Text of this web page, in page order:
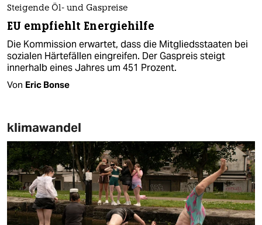
Steigende Öl- und Gaspreise
EU empfiehlt Energiehilfe
Die Kommission erwartet, dass die Mitgliedsstaaten bei
sozialen Härtefällen eingreifen. Der Gaspreis steigt
innerhalb eines Jahres um 451 Prozent.
Von Eric Bonse
klimawandel